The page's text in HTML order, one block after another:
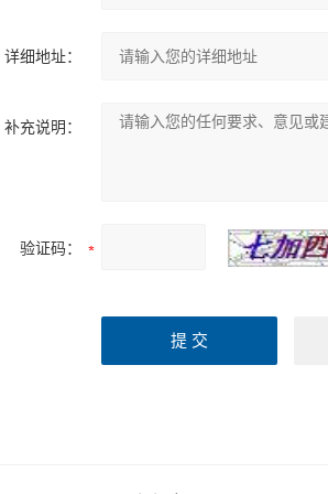
详细地址：
补充说明：
验证码：